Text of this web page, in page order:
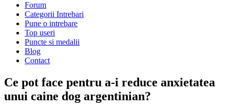
Forum
Categorii Intrebari
Pune o intrebare
Top useri
Puncte si medalii
Blog
Contact
Ce pot face pentru a-i reduce anxietatea
unui caine dog argentinian?